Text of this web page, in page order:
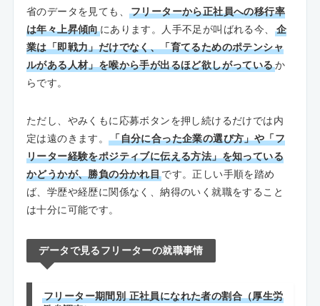
省のデータを見ても、
フリーターから正社員への移行率
は年々上昇傾向にあります。人手不足が叫ばれる今、
企
業は「即戦力」だけでなく、「育てるためのポテンシャ
ルがある人材」を喉から手が出るほど欲しがっているか
らです。
ただし、やみくもに応募ボタンを押し続けるだけでは内
定は遠のきます。「自分に合った企業の選び方」や「フ
リーター経験をポジティブに伝える方法」を知っている
かどうかが、勝負の分かれ目です。正しい手順を踏め
ば、学歴や経歴に関係なく、納得のいく就職をすること
は十分に可能です。
データで見るフリーターの就職事情
フリーター期間別 正社員になれた者の割合（厚生労